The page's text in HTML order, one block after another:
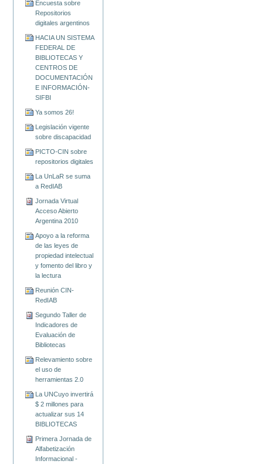
Encuesta sobre
Repositorios
digitales argentinos
HACIA UN SISTEMA
FEDERAL DE
BIBLIOTECAS Y
CENTROS DE
DOCUMENTACIÓN
E INFORMACIÓN-
SIFBI
Ya somos 26!
Legislación vigente
sobre discapacidad
PICTO-CIN sobre
repositorios digitales
La UnLaR se suma
a RedIAB
Jornada Virtual
Acceso Abierto
Argentina 2010
Apoyo a la reforma
de las leyes de
propiedad intelectual
y fomento del libro y
la lectura
Reunión CIN-
RedIAB
Segundo Taller de
Indicadores de
Evaluación de
Bibliotecas
Relevamiento sobre
el uso de
herramientas 2.0
La UNCuyo invertirá
$ 2 millones para
actualizar sus 14
BIBLIOTECAS
Primera Jornada de
Alfabetización
Informacional -